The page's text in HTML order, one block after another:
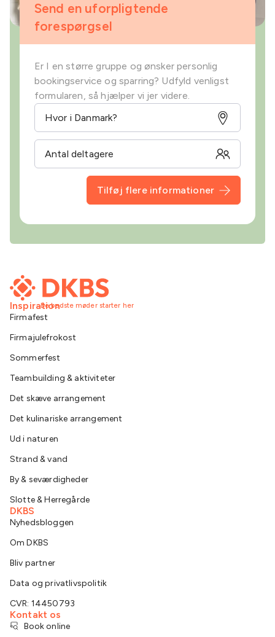
Send en uforpligtende
forespørgsel
Er I en større gruppe og ønsker personlig
bookingservice og sparring? Udfyld venligst
formularen, så hjælper vi jer videre.
Tilføj flere informationer
De bedste møder starter her
Inspiration
Firmafest
Firmajulefrokost
Sommerfest
Teambuilding & aktiviteter
Det skæve arrangement
Det kulinariske arrangement
Ud i naturen
Strand & vand
By & seværdigheder
Slotte & Herregårde
DKBS
Nyhedsbloggen
Om DKBS
Bliv partner
Data og privatlivspolitik
CVR: 14450793
Kontakt os
Book online